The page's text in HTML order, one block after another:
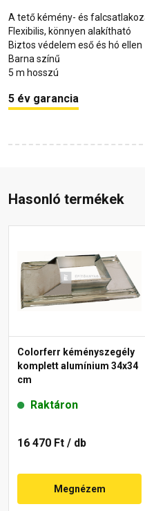
A tető kémény- és
Flexibilis, könnyen alakítható
Biztos védelem eső és hó ellen
Barna színű
5 m hosszú
5 év garancia
Hasonló termékek
Colorferr kéményszegély
komplett alumínium 34x34
cm
Raktáron
16 470 Ft / db
Megnézem